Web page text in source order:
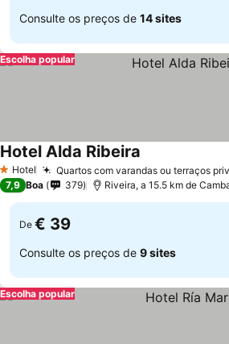
Consulte os preços de 14 sites
Escolha popular
1 Estrelas
Hotel Quartos com varandas ou terraços
Hotel Alda Ribeira
7,9 Boa 379 Riveira, a 15.5 km de
De € 39
Consulte os preços de 9 sites
Escolha popular